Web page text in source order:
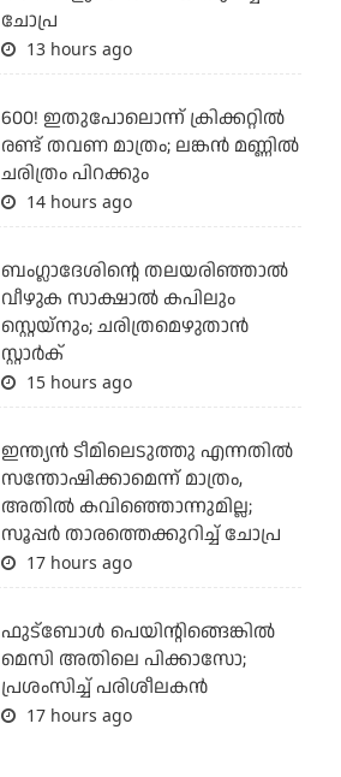
ചോപ്ര
13 hours ago
600! ഇതുപോലൊന്ന് ക്രിക്കറ്റില്‍
രണ്ട് തവണ മാത്രം; ലങ്കന്‍ മണ്ണില്‍
ചരിത്രം പിറക്കും
14 hours ago
ബംഗ്ലാദേശിന്റെ തലയരിഞ്ഞാല്‍
വീഴുക സാക്ഷാല്‍ കപിലും
സ്റ്റെയ്‌നും; ചരിത്രമെഴുതാന്‍
സ്റ്റാര്‍ക്
15 hours ago
ഇന്ത്യന്‍ ടീമിലെടുത്തു എന്നതില്‍
സന്തോഷിക്കാമെന്ന് മാത്രം,
അതില്‍ കവിഞ്ഞൊന്നുമില്ല;
സൂപ്പര്‍ താരത്തെക്കുറിച്ച് ചോപ്ര
17 hours ago
ഫുട്‌ബോള്‍ പെയിന്റിങ്ങെങ്കില്‍
മെസി അതിലെ പിക്കാസോ;
പ്രശംസിച്ച് പരിശീലകന്‍
17 hours ago